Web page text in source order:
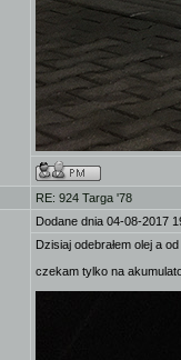
RE: 924 Targa '78
Dodane dnia 04-08-2017
Dzisiaj odebrałem olej a
czekam tylko na